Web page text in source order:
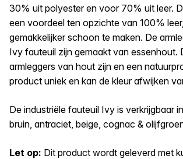
30% uit polyester en voor 70% uit leer.
een voordeel ten opzichte van 100%
gemakkelijker schoon te maken. De
Ivy fauteuil zijn gemaakt van essenhout.
armleggers van hout zijn en een
product uniek en kan de kleur afwijken
De industriële fauteuil Ivy is verkrijgbaar
bruin, antraciet, beige, cognac &
Let op: Dit product wordt geleverd met